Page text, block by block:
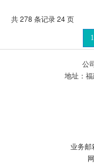
共 278 条记录 24 页
1
公
地址：
业务邮